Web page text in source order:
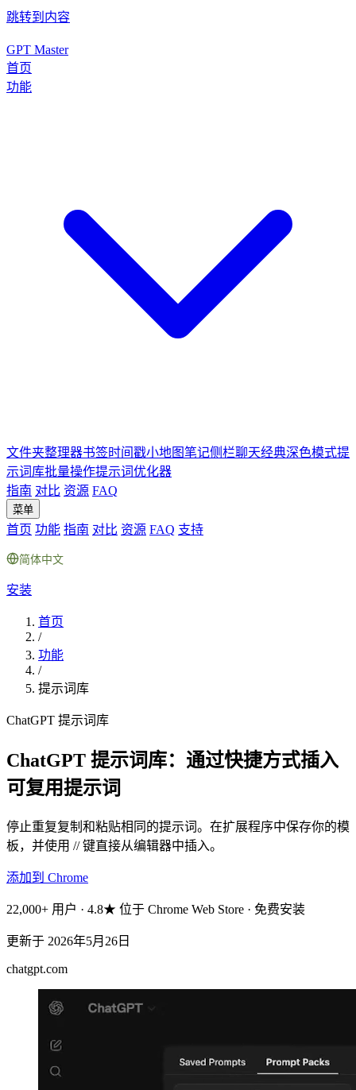
跳转到内容
GPT Master
首页
功能
文件夹整理器书签时间戳小地图笔记侧栏聊天经典深色模式提
示词库批量操作提示词优化器
指南 对比 资源 FAQ
菜单
首页 功能 指南 对比 资源 FAQ 支持
简体中文
安装
首页
/
功能
/
提示词库
ChatGPT 提示词库
ChatGPT 提示词库：通过快捷方式插入
可复用提示词
停止重复复制和粘贴相同的提示词。在扩展程序中保存你的模
板，并使用 // 键直接从编辑器中插入。
添加到 Chrome
22,000+ 用户 · 4.8★ 位于 Chrome Web Store · 免费安装
更新于 2026年5月26日
chatgpt.com